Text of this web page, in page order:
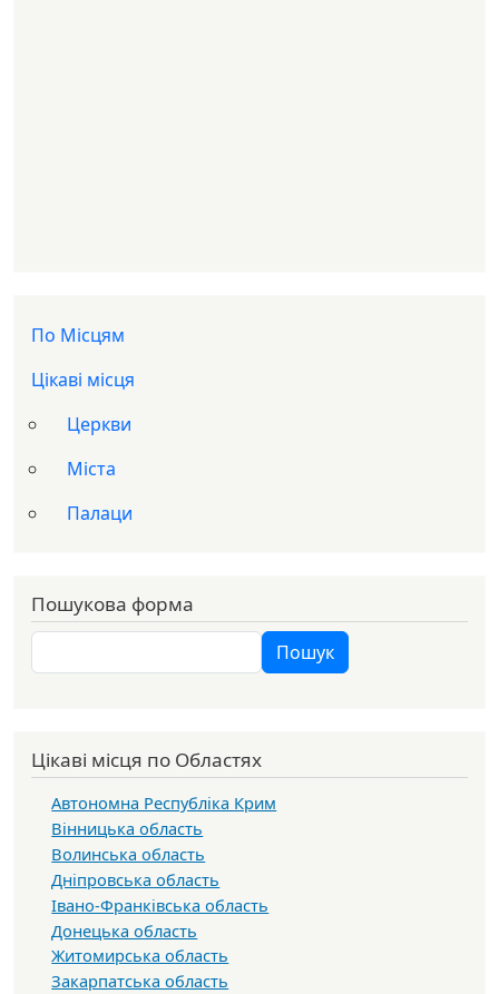
Доп меню
По Місцям
Цікаві місця
Церкви
Міста
Палаци
Пошукова форма
Пошук Пошук
Цікаві місця по Областях
Автономна Республіка Крим
Вінницька область
Волинська область
Дніпровська область
Івано-Франківська область
Донецька область
Житомирська область
Закарпатська область